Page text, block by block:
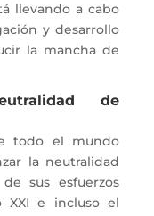
llevando a cabo
y desarrollo
la mancha de
de
todo el mundo
la neutralidad
sus esfuerzos
e incluso el